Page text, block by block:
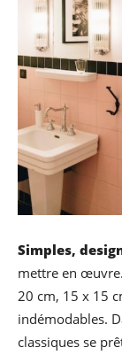
Simples,
mettre en
20 cm, 15 x 15
indémodables.
classiques se